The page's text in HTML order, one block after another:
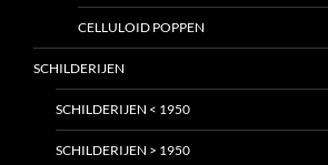
CELLULOID POPPEN
SCHILDERIJEN
SCHILDERIJEN < 1950
SCHILDERIJEN > 1950